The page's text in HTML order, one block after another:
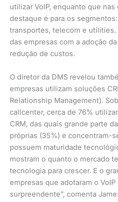
utilizar VoIP, enquanto que
destaque é para os
transportes, telecom e
das empresas com a adoção
redução de custos.
O diretor da DMS revelou
empresas utilizam soluções
Relationship Management).
callcenter, cerca de 76%
CRM, das quais grande parte
próprias (35%) e concentram-
possuem maturidade
mostram o quanto o mercado
tecnologia para crescer. E o
empresas que adotaram o
surpreendente”, comenta